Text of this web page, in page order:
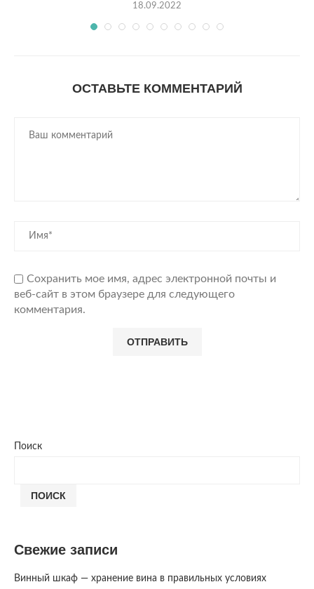
18.09.2022
ОСТАВЬТЕ КОММЕНТАРИЙ
Сохранить мое имя, адрес электронной почты и
веб-сайт в этом браузере для следующего
комментария.
Поиск
ПОИСК
Свежие записи
Винный шкаф — хранение вина в правильных условиях